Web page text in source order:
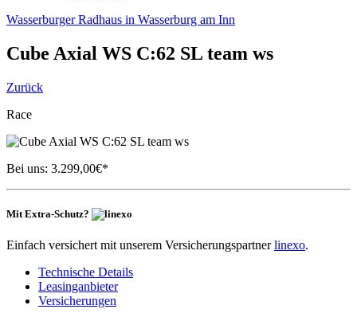
Wasserburger Radhaus in Wasserburg am Inn
Cube Axial WS C:62 SL team ws
Zurück
Race
Bei uns: 3.299,00€*
Mit Extra-Schutz?
Einfach versichert mit unserem Versicherungspartnerlinexo.
Technische Details
Leasinganbieter
Versicherungen